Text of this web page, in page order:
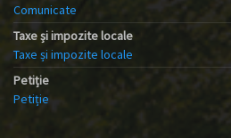
Comunicate
Taxe și impozite locale
Taxe și impozite locale
Petiție
Petiție